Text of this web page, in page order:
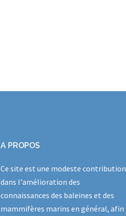
A PROPOS
Ce site est une modeste contribution
dans l'amélioration des
connaissances des baleines et des
mammifères marins en général, afin